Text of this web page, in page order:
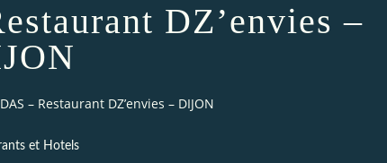
DZ’envies –
– Restaurant DZ’envies – DIJON
et Hotels